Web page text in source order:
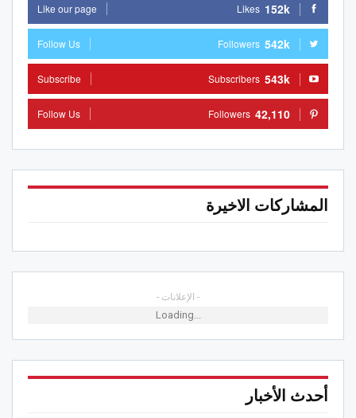
152k
Likes
Like our page
542k
Followers
Follow Us
543k
Subscribers
Subscribe
42,110
Followers
Follow Us
المشاركات الاخيرة
- الإعلانات -
Loading...
أحدث الأخبار